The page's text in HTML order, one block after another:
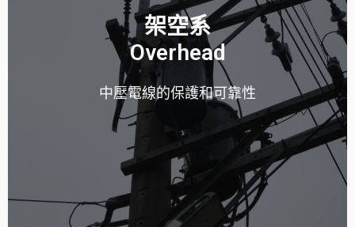
架空系
Overhead
中壓電線的保護和可靠性
Overhead Systems
我們的架空電力網絡解決方案以品質和安全為考量，包括
ANSI/IEEE 斷路肘、環氧樹脂重新閉合器和電纜支撐索。
READ MORE